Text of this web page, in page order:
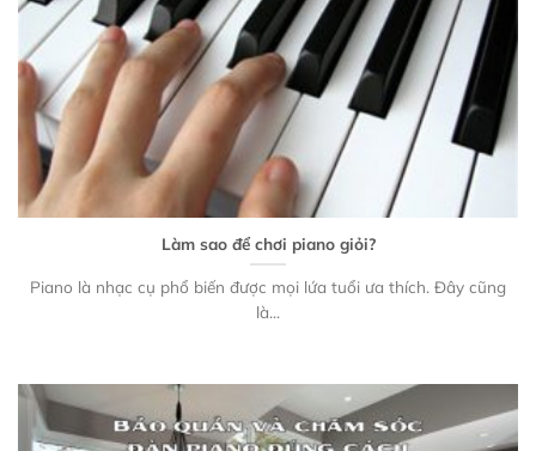
Làm sao để chơi piano giỏi?
Piano là nhạc cụ phổ biến được mọi lứa tuổi ưa thích. Đây cũng
là...